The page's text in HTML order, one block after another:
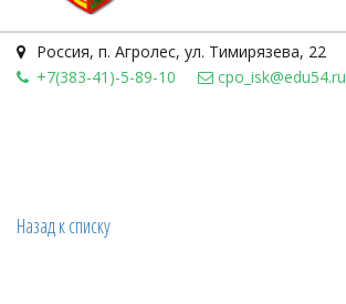
Россия, п. Агролес, ул. Тимирязева, 22
+7(383-41)-5-89-10
cpo_isk@edu54.ru
Назад к списку